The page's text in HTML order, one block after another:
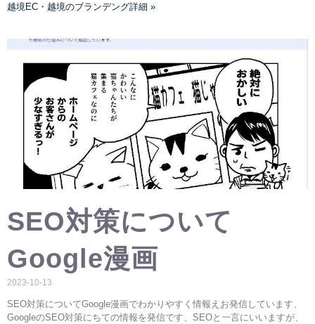
越境EC・越境のブランデング詳細 »
SEO対策について
Google漫画
2023-10-13
SEO対策についてGoogle漫画でわかりやすく情報えお発信しています、
GoogleのSEO対策にちての情報を発信です、SEOと一言にいいますが、